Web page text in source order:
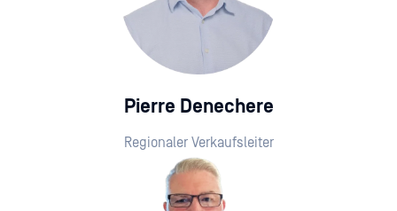
Pierre Denechere
Regionaler Verkaufsleiter